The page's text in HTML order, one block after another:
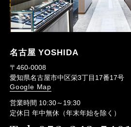
名古屋 YOSHIDA
〒460-0008
愛知県名古屋市中区栄3丁目17番17号
Google Map
営業時間 10:30～19:30
定休日 年中無休（年末年始を除く）